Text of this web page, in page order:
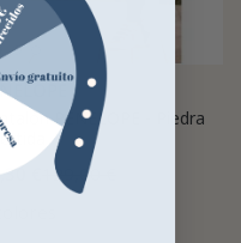
PENELOPE - Piedra
€
129,00 €